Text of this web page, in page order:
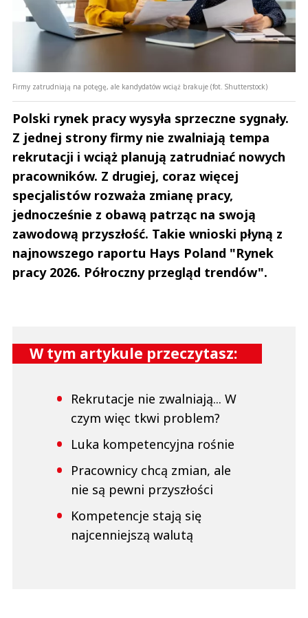
Firmy zatrudniają na potęgę, ale kandydatów wciąż brakuje (fot. Shutterstock)
Polski rynek pracy wysyła sprzeczne sygnały.
Z jednej strony firmy nie zwalniają tempa
rekrutacji i wciąż planują zatrudniać nowych
pracowników. Z drugiej, coraz więcej
specjalistów rozważa zmianę pracy,
jednocześnie z obawą patrząc na swoją
zawodową przyszłość. Takie wnioski płyną z
najnowszego raportu Hays Poland "Rynek
pracy 2026. Półroczny przegląd trendów".
W tym artykule przeczytasz:
Rekrutacje nie zwalniają... W
czym więc tkwi problem?
Luka kompetencyjna rośnie
Pracownicy chcą zmian, ale
nie są pewni przyszłości
Kompetencje stają się
najcenniejszą walutą